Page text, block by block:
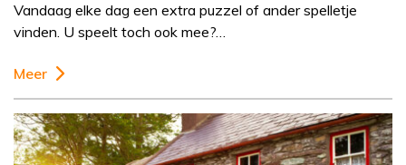
Vandaag elke dag een extra puzzel of ander spelletje
vinden. U speelt toch ook mee?…
Meer